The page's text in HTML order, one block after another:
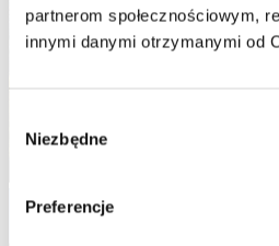
partnerom społecznościowym,
innymi danymi otrzymanymi od
zgody
Niezbędne
Preferencje